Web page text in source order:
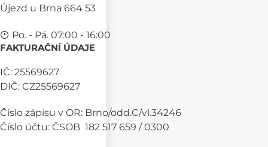
Újezd u Brna 664 53
Po. - Pá. 07:00 - 16:00
FAKTURAČNÍ ÚDAJE
IČ: 25569627
DIČ: CZ25569627
Číslo zápisu v OR: Brno/odd.C/vl.34246
Číslo účtu: ČSOB 182 517 659 / 0300